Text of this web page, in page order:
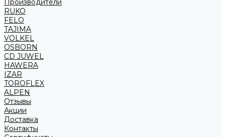
Производители
RUKO
FELO
TAJIMA
VOLKEL
OSBORN
CD JUWEL
HAWERA
IZAR
TOROFLEX
ALPEN
Отзывы
Акции
Доставка
Контакты